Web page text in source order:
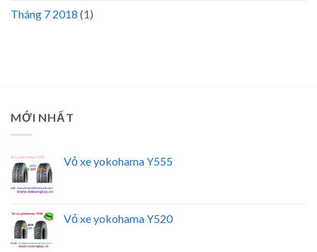
Tháng 7 2018 (1)
MỚI NHẤT
Vỏ xe yokohama Y555
Vỏ xe yokohama Y520